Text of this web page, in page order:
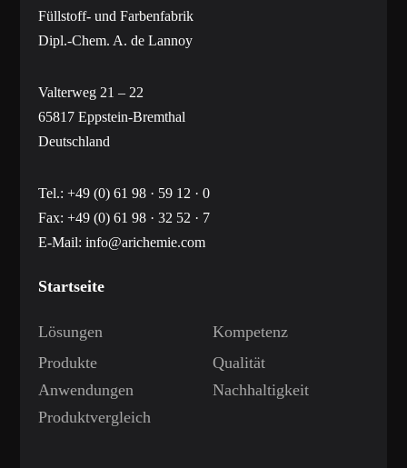
Füllstoff- und Farbenfabrik
Dipl.-Chem. A. de Lannoy
Valterweg 21 – 22
65817 Eppstein-Bremthal
Deutschland
Tel.:+49 (0) 61 98 · 59 12 · 0
Fax: +49 (0) 61 98 · 32 52 · 7
E-Mail:info@arichemie.com
Startseite
Lösungen
Produkte
Anwendungen
Produktvergleich
Kompetenz
Qualität
Nachhaltigkeit